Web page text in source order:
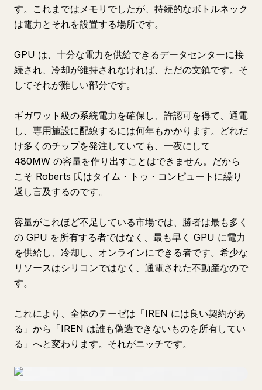
す。これまではメモリでしたが、持続的なボトルネック
は電力とそれを設置する場所です。
GPU は、十分な電力を供給できるデータセンターに接
続され、冷却が維持されなければ、ただの文鎮です。そ
してそれが難しい部分です。
ギガワット級の系統電力を確保し、許認可を得て、通電
し、専用施設に配線するには何年もかかります。どれだ
け多くのチップを発注していても、一夜にして
480MW の容量を作り出すことはできません。だから
こそ Roberts 氏はタイム・トゥ・コンピュートに繰り
返し言及するのです。
容量がこれほど不足している市場では、勝者は最も多く
の GPU を所有する者ではなく、最も早く GPU に電力
を供給し、冷却し、オンラインにできる者です。希少な
リソースはシリコンではなく、通電された不動産なので
す。
これにより、全体のテーゼは「IREN には良い契約があ
る」から「IREN は誰も偽造できないものを所有してい
る」へと変わります。それがニッチです。